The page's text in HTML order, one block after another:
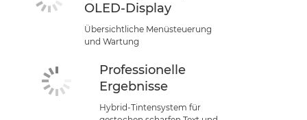
OLED-Display
Übersichtliche Menüsteuerung
und Wartung
Professionelle
Ergebnisse
Hybrid-Tintensystem für